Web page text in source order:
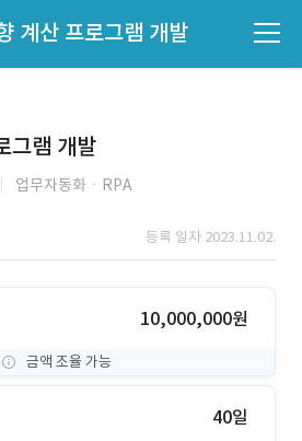
계산 프로그램 개발
그램 개발
업무자동화ㆍRPA
등록 일자 2023.11.02.
10,000,000원
금액 조율 가능
40일